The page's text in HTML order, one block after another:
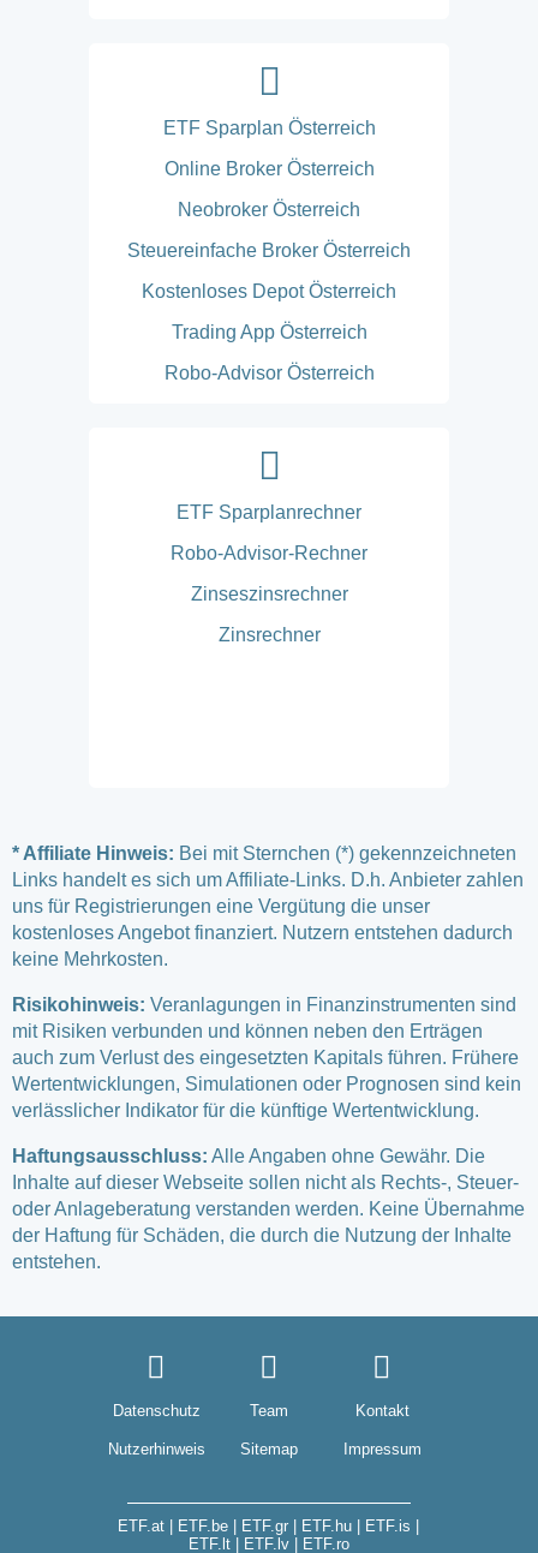
ETF Sparplan Österreich
Online Broker Österreich
Neobroker Österreich
Steuereinfache Broker Österreich
Kostenloses Depot Österreich
Trading App Österreich
Robo-Advisor Österreich
ETF Sparplanrechner
Robo-Advisor-Rechner
Zinseszinsrechner
Zinsrechner
* Affiliate Hinweis: Bei mit Sternchen (*) gekennzeichneten
Links handelt es sich um Affiliate-Links. D.h. Anbieter zahlen
uns für Registrierungen eine Vergütung die unser
kostenloses Angebot finanziert. Nutzern entstehen dadurch
keine Mehrkosten.
Risikohinweis: Veranlagungen in Finanzinstrumenten sind
mit Risiken verbunden und können neben den Erträgen
auch zum Verlust des eingesetzten Kapitals führen. Frühere
Wertentwicklungen, Simulationen oder Prognosen sind kein
verlässlicher Indikator für die künftige Wertentwicklung.
Haftungsausschluss: Alle Angaben ohne Gewähr. Die
Inhalte auf dieser Webseite sollen nicht als Rechts-, Steuer-
oder Anlageberatung verstanden werden. Keine Übernahme
der Haftung für Schäden, die durch die Nutzung der Inhalte
entstehen.
Datenschutz
Nutzerhinweis
Team
Sitemap
Kontakt
Impressum
ETF.at ETF.be ETF.gr ETF.hu ETF.is
ETF.lt| ETF.lv| ETF.ro